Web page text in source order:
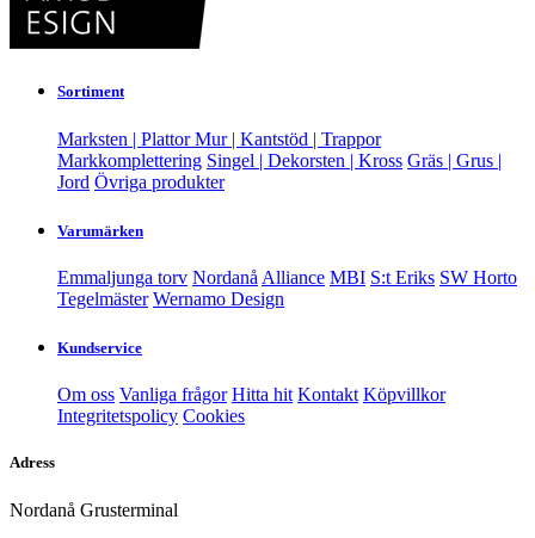
Sortiment
Marksten | PlattorMur | Kantstöd | Trappor
Markkomplettering Singel | Dekorsten | Kross Gräs | Grus |
Jord Övriga produkter
Varumärken
Emmaljunga torv Nordanå Alliance MBI S:t Eriks SW Horto
Tegelmäster Wernamo Design
Kundservice
Om oss Vanliga frågor Hitta hit Kontakt Köpvillkor
Integritetspolicy Cookies
Adress
Nordanå Grusterminal